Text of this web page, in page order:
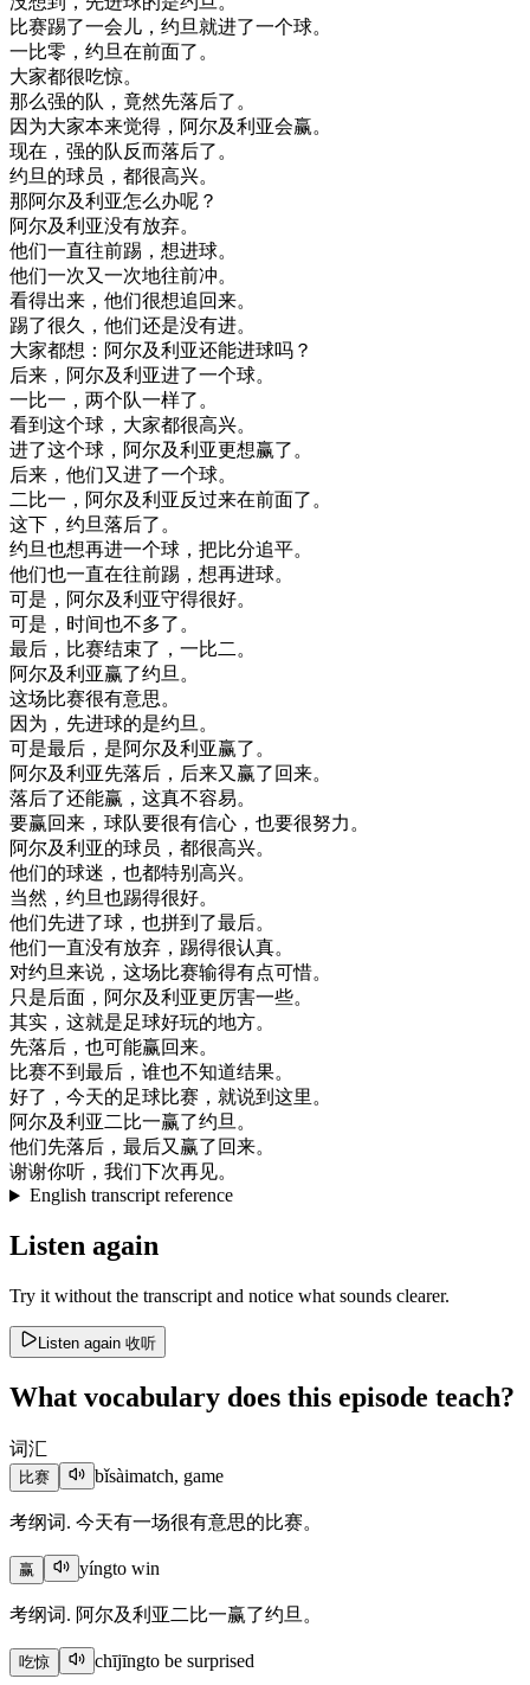
比赛踢了一会 儿 ， 约旦就进了一个球。
一比零 ， 约旦在前面了。
大家都很吃惊。
那么强的队 ， 竟然先落后了。
因为大家本来觉得 ， 阿尔及利亚会赢。
现在 ， 强的队反而落后了。
约旦的球员 ， 都很高兴。
那阿尔及利亚怎么办呢 ？
阿尔及利亚没有放弃。
他们一直往前踢 ， 想进球。
他们一次又一次地往前冲。
看得出来 ， 他们很想追 回来。
踢了很久 ， 他们还是没有进。
大家都想 ： 阿尔及利亚还能进球吗 ？
后来 ， 阿尔及利亚进了一个球。
一比一 ， 两个队一样了。
看到 这个球 ， 大家都很高兴。
进了这个球 ， 阿尔及利亚更想赢了。
后来 ， 他们又进了一个球。
二比一 ， 阿尔及利亚反过来在前面了。
这下 ， 约旦落后了。
约旦也想再进一个球 ， 把比分追平。
他们也一直在往前踢 ， 想再进球。
可是 ， 阿尔及利亚守得很好。
可是 ， 时间也不多了。
最后 ， 比赛结束了 ， 一比二。
阿尔及利亚赢了约旦。
这场比赛很有意思。
因为 ， 先进球的是约旦。
可是最后 ， 是阿尔及利亚赢了。
阿尔及利亚先落后 ， 后来又赢了 回来。
落后了还能赢 ， 这真不容易。
要赢回来 ， 球队要很有信心 ， 也要很努力。
阿尔及利亚的球员 ， 都很高兴。
他们的球迷 ， 也都特别 高兴。
当然 ， 约旦也踢得很好。
他们先进了球 ， 也拼到了最后。
他们一直没有放弃 ， 踢得很认真。
对约旦来说 ， 这场比赛输得有点可惜。
只是后面 ， 阿尔及利亚更厉害一些。
其实 ， 这就是足球好玩的地方。
先落后 ， 也可能赢回来。
比赛不到 最后 ， 谁也不知道结果。
好了 ， 今天的足球比赛 ， 就说到 这里。
阿尔及利亚二比一赢了约旦。
他们先落后 ， 最后又赢了 回来。
谢谢你听 ， 我们下次再见。
English transcript reference
Listen again
Try it without the transcript and notice what sounds clearer.
Listen again 收听
What vocabulary does this episode teach?
词汇
比赛 bǐsàimatch, game
考纲词. 今天有一场很有意思的比赛。
赢 yíngto win
考纲词. 阿尔及利亚二比一赢了约旦。
吃惊 chījīngto be surprised